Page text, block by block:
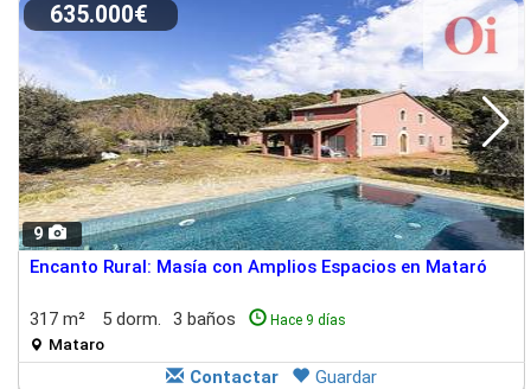
9
635.000€
Encanto Rural: Masía con Amplios Espacios en Mataró
317 m² 5 dorm. 3 baños Hace 9 días
Mataro
Contactar Guardar